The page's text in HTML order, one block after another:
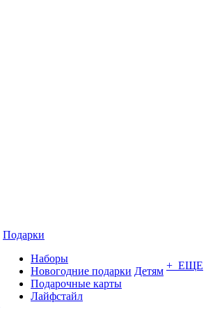
Подарки
Наборы
Новогодние подарки
Подарочные карты
Лайфстайл
Детям + ЕЩЕ